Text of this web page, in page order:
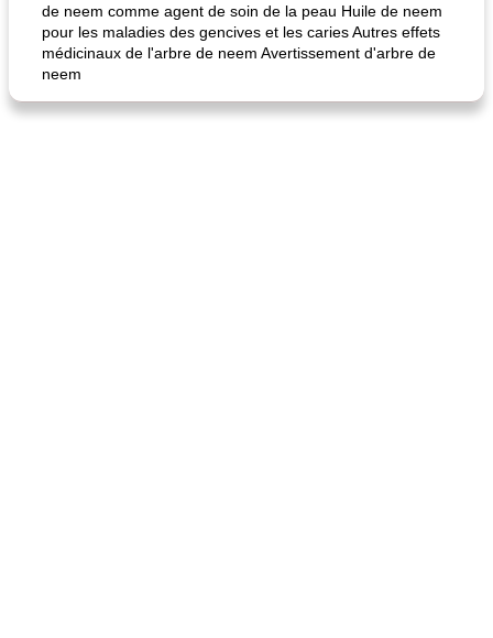
de neem comme agent de soin de la peau Huile de neem
pour les maladies des gencives et les caries Autres effets
médicinaux de l'arbre de neem Avertissement d'arbre de
neem